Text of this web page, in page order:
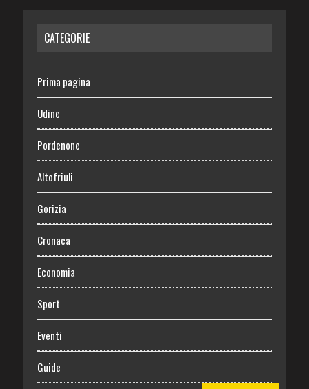
CATEGORIE
Prima pagina
Udine
Pordenone
Altofriuli
Gorizia
Cronaca
Economia
Sport
Eventi
Guide